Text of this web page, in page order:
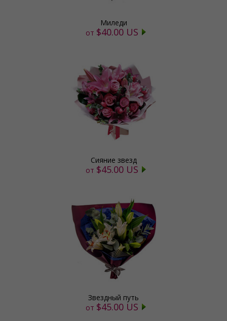
Миледи
от $40.00 US
Сияние звезд
от $45.00 US
Звездный путь
от $45.00 US